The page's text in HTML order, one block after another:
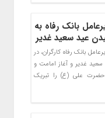
بانک رفاه به
عید سعید غدیر
بانک رفاه کارگران، در
غدیر و آغاز امامت و
حضرت علی (ع) را تبریک